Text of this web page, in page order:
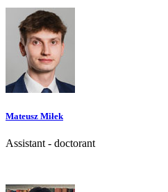
Mateusz Miłek
Assistant - doctorant